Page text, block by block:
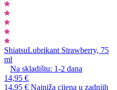
ShiatsuLubrikant Strawberry, 75
ml
Na skladištu: 1-2 dana
14,95 €
14,95 € Najniža cijena u zadnjih